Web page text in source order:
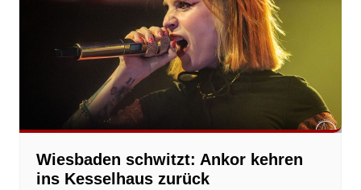
Wiesbaden schwitzt: Ankor kehren
ins Kesselhaus zurück